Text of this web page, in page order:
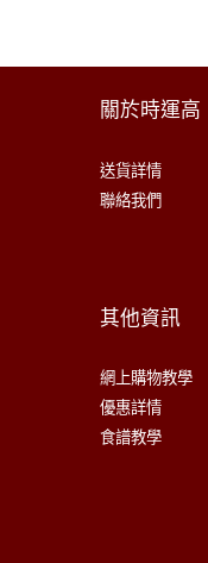
關於時運高
送貨詳情
聯絡我們
其他資訊
網上購物教學
優惠詳情
食譜教學